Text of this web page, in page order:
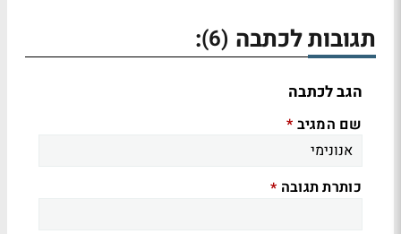
תגובות לכתבה (6)
:
הגב לכתבה
שם המגיב *
כותרת תגובה *